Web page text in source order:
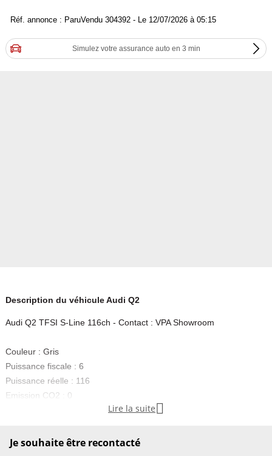
Réf. annonce : ParuVendu 304392 - Le 12/07/2026 à 05:15
Simulez votre assurance auto en 3 min
Description du véhicule Audi Q2
Audi Q2 TFSI S-Line 116ch - Contact : VPA Showroom
Couleur : Gris
Puissance fiscale : 6
Puissance réelle : 116
Emission CO2 : 0
Abs, Accoudoir central, Affichage tête haute, Aide au démarrage en
Lire la suite 
Je souhaite être recontacté